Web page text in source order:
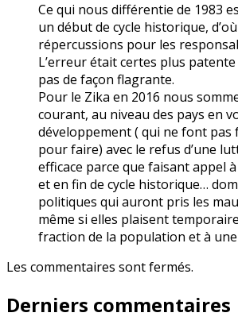
Ce qui nous différentie de 1983
un début de cycle historique,
répercussions pour les
L’erreur était certes plus patente
pas de façon flagrante.
Pour le Zika en 2016 nous
courant, au niveau des pays en
développement ( qui ne font pas
pour faire) avec le refus d’une
efficace parce que faisant appel
et en fin de cycle historique…
politiques qui auront pris les
même si elles plaisent
fraction de la population et à
Les commentaires sont fermés.
Derniers commentaires